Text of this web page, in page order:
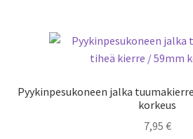
Pyykinpesukoneen jalka
korkeus
7,95 €